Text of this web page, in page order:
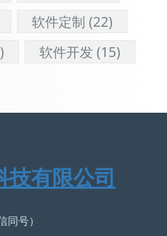
软件定制 (22)
软件开发 (15)
技有限公司
号）